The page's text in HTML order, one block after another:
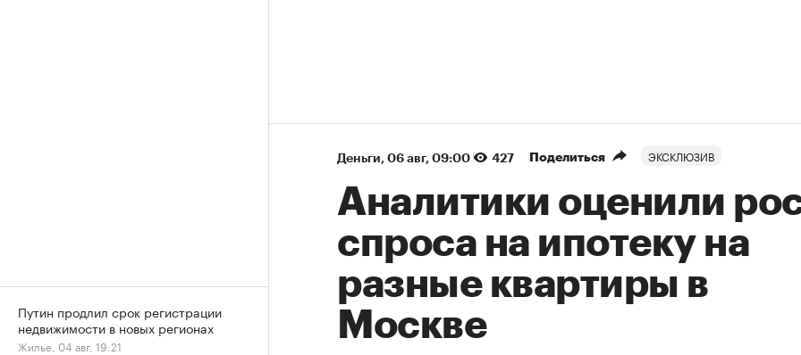
Деньги⁠, 06 авг, 09:00 427 Поделиться ЭКСКЛЮЗИВ
Аналитики оценили
спроса на ипотеку на
разные квартиры в
Москве
Путин продлил срок регистрации
недвижимости в новых регионах
Жилье, 04 авг, 19:21